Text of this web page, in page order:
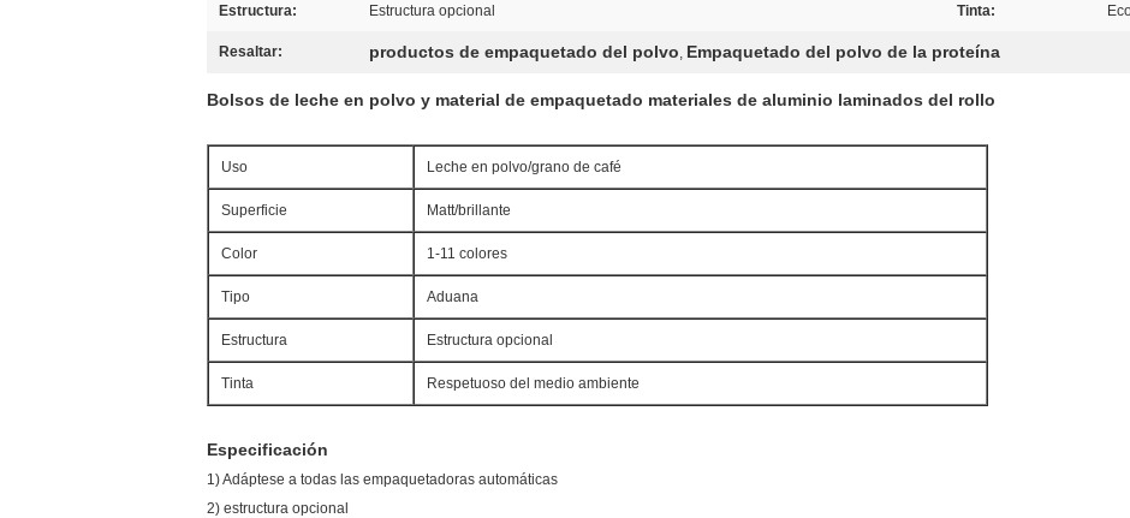
Estructura: Estructura opcional Tinta:
Resaltar: productos de empaquetado del polvo, Empaquetado del polvo de la proteína
Bolsos de leche en polvo y material de empaquetado materiales de aluminio laminados del rollo
Uso Leche en polvo/grano de café
Superficie Matt/brillante
Color 1-11 colores
Tipo Aduana
Estructura Estructura opcional
Tinta Respetuoso del medio ambiente
Especificación
1) Adáptese a todas las empaquetadoras automáticas
2) estructura opcional